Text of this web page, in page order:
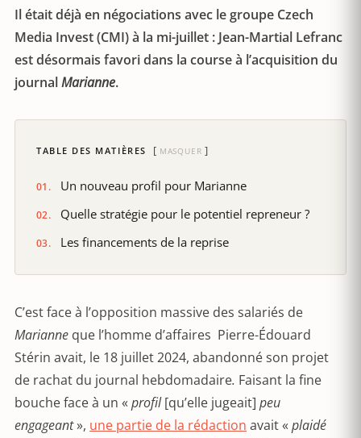
Il était déjà en négociations avec le groupe Czech
Media Invest (CMI) à la mi-juillet : Jean-Martial Lefranc
est désormais favori dans la course à l’acquisition du
journalMarianne.
TABLE DES MATIÈRES MASQUER
Un nouveau profil pour Marianne
Quelle stratégie pour le potentiel repreneur ?
Les financements de la reprise
C’est face à l’opposition massive des salariés de
Marianne que l’homme d’affaires Pierre-Édouard
Stérin avait, le 18 juillet 2024, abandonné son projet
de rachat du journal hebdomadaire. Faisant la fine
bouche face à un « profil[qu’elle jugeait] peu
engageant», une partie de la rédaction avait « plaidé